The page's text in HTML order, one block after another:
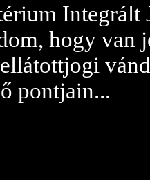
Integrált
hogy van
pontjain...